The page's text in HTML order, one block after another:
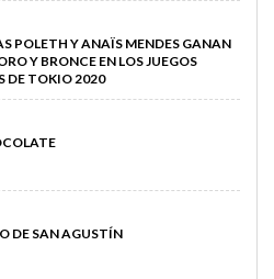
POLETH Y ANAÏS MENDES GANAN
Y BRONCE EN LOS JUEGOS
DE TOKIO 2020
DE SAN AGUSTÍN